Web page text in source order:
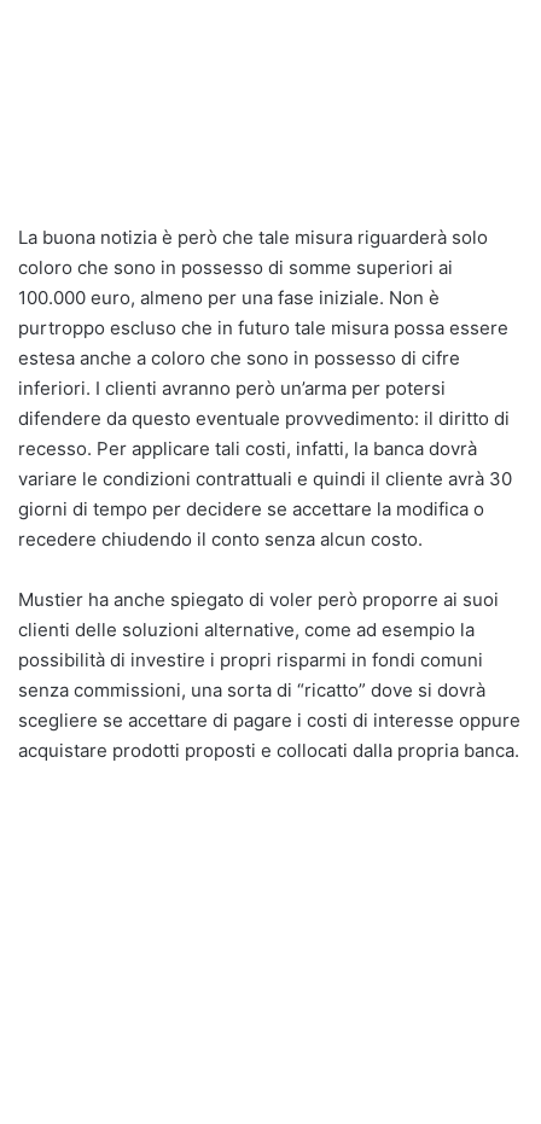
La buona notizia è però che tale misura riguarderà solo
coloro che sono in possesso di somme superiori ai
100.000 euro, almeno per una fase iniziale. Non è
purtroppo escluso che in futuro tale misura possa essere
estesa anche a coloro che sono in possesso di cifre
inferiori. I clienti avranno però un’arma per potersi
difendere da questo eventuale provvedimento: il diritto di
recesso. Per applicare tali costi, infatti, la banca dovrà
variare le condizioni contrattuali e quindi il cliente avrà 30
giorni di tempo per decidere se accettare la modifica o
recedere chiudendo il conto senza alcun costo.
Mustier ha anche spiegato di voler però proporre ai suoi
clienti delle soluzioni alternative, come ad esempio la
possibilità di investire i propri risparmi in fondi comuni
senza commissioni, una sorta di “ricatto” dove si dovrà
scegliere se accettare di pagare i costi di interesse oppure
acquistare prodotti proposti e collocati dalla propria banca.